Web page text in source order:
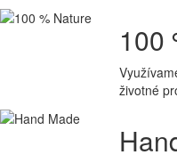
100
životné